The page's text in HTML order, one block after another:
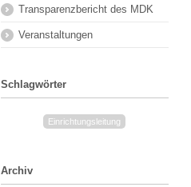
Transparenzbericht des MDK
Veranstaltungen
Schlagwörter
Einrichtungsleitung
Archiv